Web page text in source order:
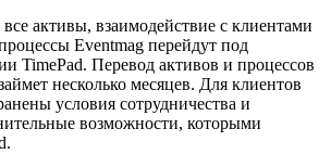
все активы, взаимодействие с клиентами
Eventmag перейдут под
TimePad. Перевод активов и процессов
несколько месяцев. Для клиентов
условия сотрудничества и
возможности, которыми